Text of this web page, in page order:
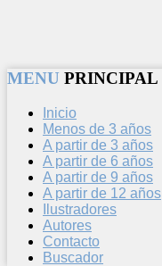
MENU PRINCIPAL
Inicio
Menos de 3 años
A partir de 3 años
A partir de 6 años
A partir de 9 años
A partir de 12 años
Ilustradores
Autores
Contacto
Buscador